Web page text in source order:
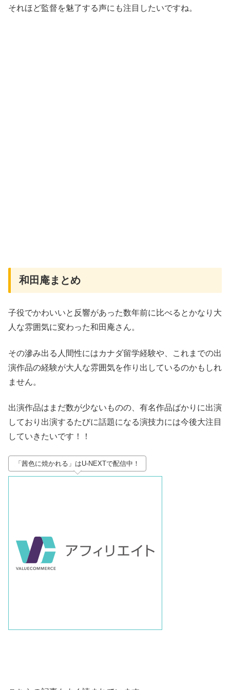
それほど監督を魅了する声にも注目したいですね。
和田庵まとめ
子役でかわいいと反響があった数年前に比べるとかなり大
人な雰囲気に変わった和田庵さん。
その滲み出る人間性にはカナダ留学経験や、これまでの出
演作品の経験が大人な雰囲気を作り出しているのかもしれ
ません。
出演作品はまだ数が少ないものの、有名作品ばかりに出演
しており出演するたびに話題になる演技力には今後大注目
していきたいです！！
「茜色に焼かれる」はU-NEXTで配信中！